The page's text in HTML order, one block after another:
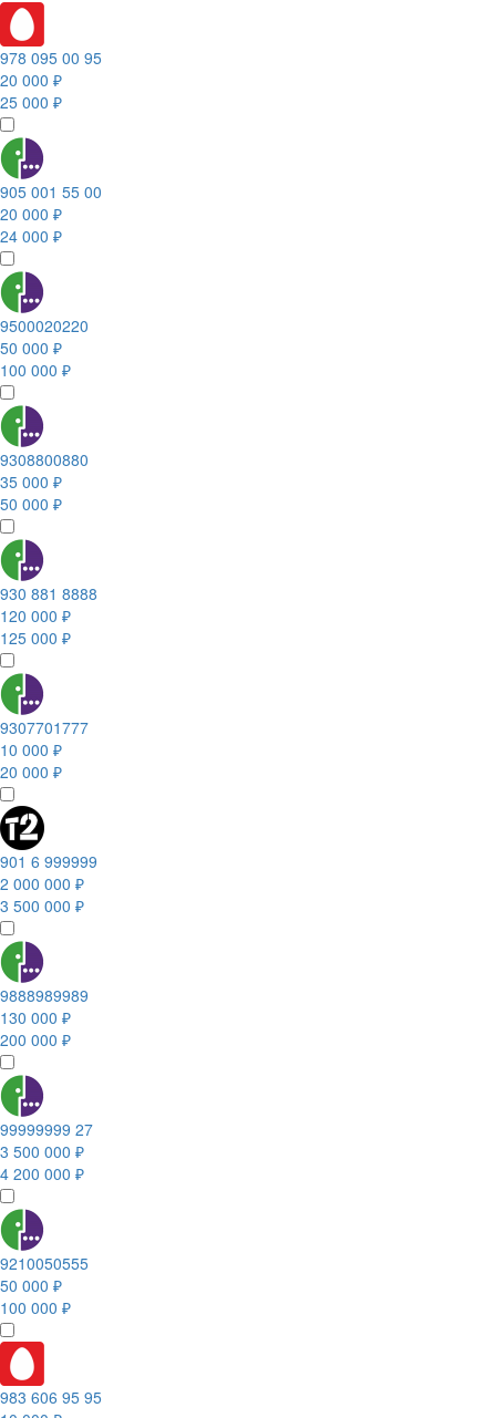
978 095 00 95
20 000 ₽
25 000 ₽
905 001 55 00
20 000 ₽
24 000 ₽
9500020220
50 000 ₽
100 000 ₽
9308800880
35 000 ₽
50 000 ₽
930 881 8888
120 000 ₽
125 000 ₽
9307701777
10 000 ₽
20 000 ₽
901 6 999999
2 000 000 ₽
3 500 000 ₽
9888989989
130 000 ₽
200 000 ₽
99999999 27
3 500 000 ₽
4 200 000 ₽
9210050555
50 000 ₽
100 000 ₽
983 606 95 95